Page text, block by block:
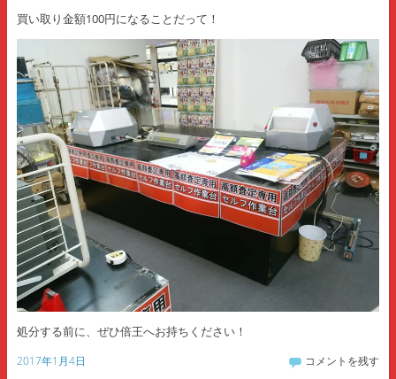
買い取り金額100円になることだって！
処分する前に、ぜひ倍王へお持ちください！
2017年1月4日 コメントを残す